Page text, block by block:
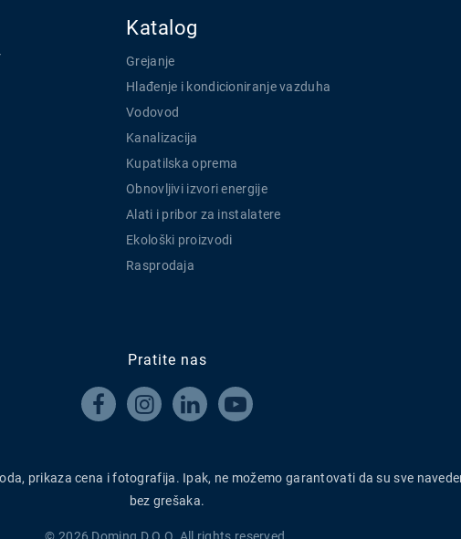
Katalog
Grejanje
Hlađenje i kondicioniranje vazduha
Vodovod
Kanalizacija
Kupatilska oprema
Obnovljivi izvori energije
Alati i pribor za instalatere
Ekološki proizvodi
Rasprodaja
Pratite nas
   
prikaza cena i fotografija. Ipak, ne možemo garantovati da su sve
bez grešaka.